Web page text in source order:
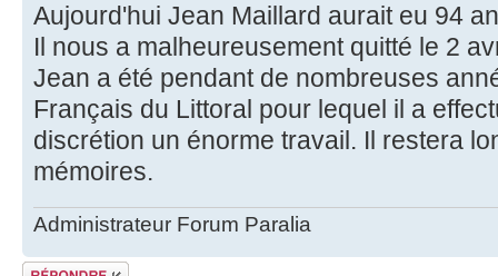
Aujourd'hui Jean Maillard aurait eu 94
Il nous a malheureusement quitté le 2
Jean a été pendant de nombreuses
Français du Littoral pour lequel il a
discrétion un énorme travail. Il restera
mémoires.
Administrateur Forum Paralia
Répondre